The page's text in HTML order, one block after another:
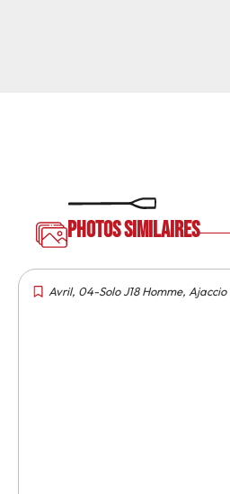
Photos similaires
Avril, 04-Solo J18 Homme, Ajaccio